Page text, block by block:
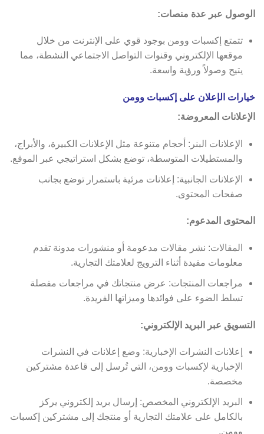
الوصول عبر عدة منصات:
تتمتع إكسبات وومن بوجود قوي على الإنترنت من خلال
موقعها الإلكتروني وقنوات التواصل الاجتماعي النشطة، مما
يتيح وصولاً ورؤية واسعة.
خيارات الإعلان على إكسبات وومن
الإعلانات المعروضة:
الإعلانات البنر: أحجام متنوعة مثل الإعلانات الكبيرة، والأبراج،
والمستطيلات المتوسطة، توضع بشكل استراتيجي عبر الموقع.
الإعلانات الجانبية: إعلانات مرئية باستمرار توضع بجانب
صفحات المحتوى.
المحتوى المدعوم:
المقالات: نشر مقالات مدعومة أو منشورات مدونة تقدم
معلومات مفيدة أثناء الترويج لعلامتك التجارية.
مراجعات المنتجات: عرض منتجاتك في مراجعات مفصلة
تسلط الضوء على فوائدها وميزاتها الفريدة.
التسويق عبر البريد الإلكتروني:
إعلانات النشرات الإخبارية: وضع إعلانات في النشرات
الإخبارية لإكسبات وومن، التي تُرسل إلى قاعدة مشتركين
مخصصة.
البريد الإلكتروني المخصص: إرسال بريد إلكتروني يركز
بالكامل على علامتك التجارية أو منتجك إلى مشتركين إكسبات
وومن.